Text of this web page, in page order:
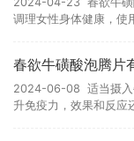
调理女性身体健康，使
春欲牛磺酸泡腾片
2024-06-08 适当摄入
升免疫力，效果和反应